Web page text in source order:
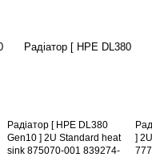
Радіатор [ HPE DL380
Gen10 ] 2U Standard heat
sink 875070-001 839274-
]